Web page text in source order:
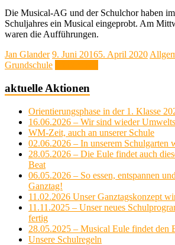
Die Musical-AG und der Schulchor haben
Schuljahres ein Musical eingeprobt. Am
waren die Aufführungen.
Jan Glander 9. Juni 20165. April 2020
Grundschule
aktuelle Aktionen
Orientierungsphase in der 1. Klasse
16.06.2026 – Wir sind wieder
WM-Zeit, auch an unserer Schule
02.06.2026 – In unserem Schulgarten
28.05.2026 – Die Eule findet auch
Beat
06.05.2026 – So essen, entspannen
Ganztag!
11.02.2026 Unser Ganztagskonzept
11.11.2025 – Unser neues
fertig
28.05.2025 – Musical Eule findet den
Unsere Schulregeln